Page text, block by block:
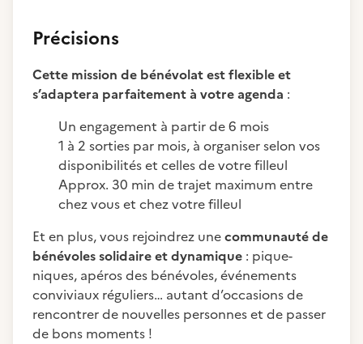
Précisions
Cette mission de bénévolat est flexible et
s’adaptera parfaitement à votre agenda :
Un engagement à partir de 6 mois
1 à 2 sorties par mois, à organiser selon vos
disponibilités et celles de votre filleul
Approx. 30 min de trajet maximum entre
chez vous et chez votre filleul
Et en plus, vous rejoindrez unecommunauté de
bénévoles solidaire et dynamique : pique-
niques, apéros des bénévoles, événements
conviviaux réguliers… autant d’occasions de
rencontrer de nouvelles personnes et de passer
de bons moments !